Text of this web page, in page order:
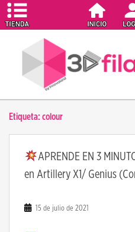
Etiqueta: colour
APRENDE EN 3
en Artillery X1/ Genius
15 de julio de 2021